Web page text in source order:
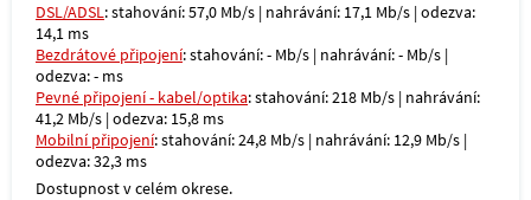
DSL/ADSL: stahování: 57,0 Mb/s | nahrávání: 17,1 Mb/s | odezva:
14,1 ms
Bezdrátové připojení: stahování: - Mb/s | nahrávání: - Mb/s |
odezva: - ms
Pevné připojení - kabel/optika: stahování: 218 Mb/s | nahrávání:
41,2 Mb/s | odezva: 15,8 ms
Mobilní připojení: stahování: 24,8 Mb/s | nahrávání: 12,9 Mb/s |
odezva: 32,3 ms
Dostupnost v celém okrese.